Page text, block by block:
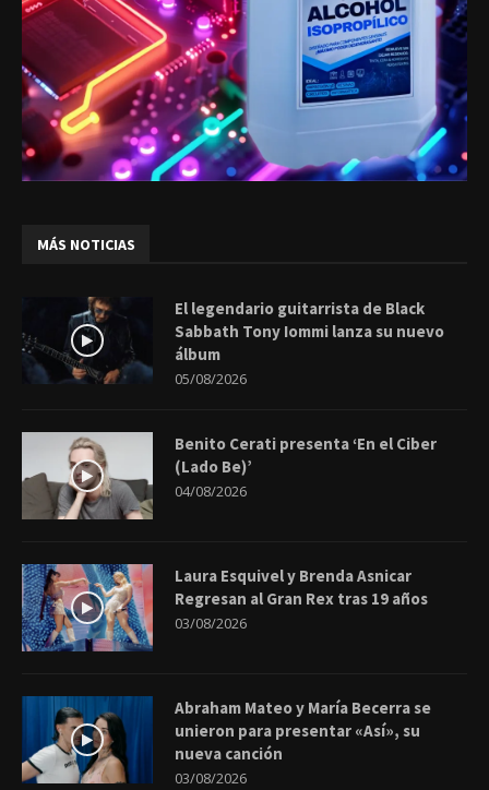
MÁS NOTICIAS
El legendario guitarrista de Black
Sabbath Tony Iommi lanza su nuevo
álbum
05/08/2026
Benito Cerati presenta ‘En el Ciber
(Lado Be)’
04/08/2026
Laura Esquivel y Brenda Asnicar
Regresan al Gran Rex tras 19 años
03/08/2026
Abraham Mateo y María Becerra se
unieron para presentar «Así», su
nueva canción
03/08/2026